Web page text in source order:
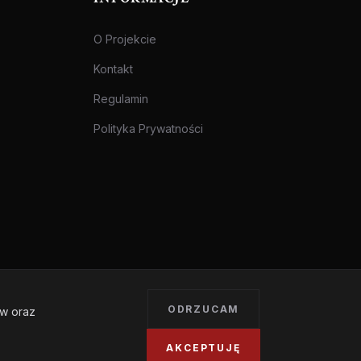
O Projekcie
Kontakt
Regulamin
Polityka Prywatności
Treści przeznaczone dla osób pełnoletnich.
oraz
ODRZUCAM
AKCEPTUJĘ